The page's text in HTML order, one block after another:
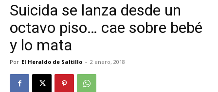
Suicida se lanza desde un
octavo piso… cae sobre bebé
y lo mata
Por El Heraldo de Saltillo - 2 enero, 2018